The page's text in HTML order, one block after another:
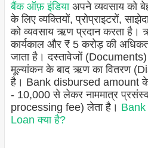
बैंक ऑफ़ इंडियाअपने व्यवसाय को
के लिए व्यक्तियों, प्रोप्राइटरों,
को व्यवसाय ऋण प्रदान करता है।
कार्यकाल और ₹ 5 करोड़ की
जाता है। दस्तावेजों
मूल्यांकन के बाद ऋण का वितरण
है। Bank disbursed amount
- 10,000 से लेकर नाममात्र
processing fee) लेता है।
Loan क्या है?